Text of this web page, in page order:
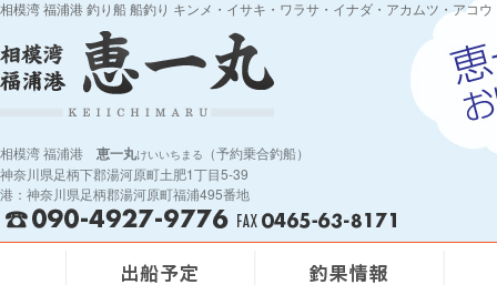
相模湾 福浦港 釣り船 船釣り キンメ・イサキ・ワラサ・イナダ・アカムツ・アコ
相模湾 福浦港 恵一丸けいいちまる
（予約乗合釣船）
神奈川県足柄下郡湯河原町土肥1丁目5-39
港：神奈川県足柄郡湯河原町福浦495番地